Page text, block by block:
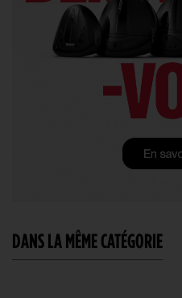
DANS LA MÊME CATÉGORIE